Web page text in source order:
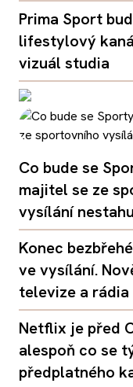
Prima Sport
lifestylový
vizuál studia
Co bude se
majitel se ze
vysílání
Konec
ve vysílání.
televize a
Netflix je před
alespoň co se
předplatného